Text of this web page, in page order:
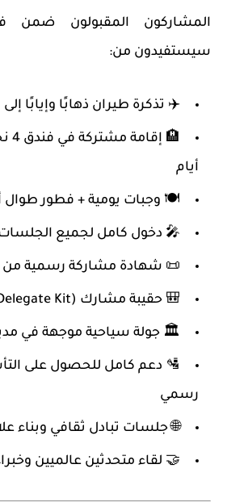
المشاركون المقبولون ضمن
سيستفيدون من:
✈️ تذكرة طيران ذهابًا وإيابًا إلى
أيام
🍽️ وجبات يومية + فطور طوال
🎤 دخول كامل لجميع
📜 شهادة مشاركة رسمية من CGDL
🎒 حقيبة مشارك (Delegate Kit)
🏛️ جولة سياحية موجهة في
🛂 دعم كامل للحصول على
رسمي
🌐 جلسات تبادل ثقافي وبناء
🤝 لقاء متحدثين عالميين